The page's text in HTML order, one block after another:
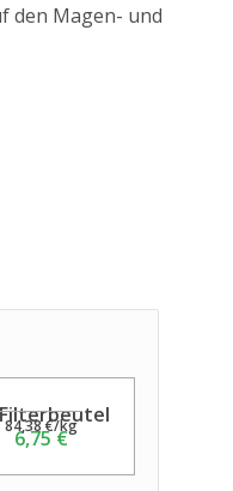
den Magen- und
6,75€
84,38€/kg